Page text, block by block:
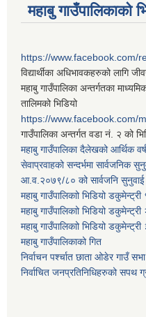
महाबु गाउँपालिकाको
https://www.facebook.com/
विद्यार्थीका अधिभावकहरुको लागि
महाबु गाउँपालिका अन्तर्गतका
तालिमको भिडियो
https://www.facebook.com/
गाउँपालिका अन्तर्गत वडा नं. २ को
महाबु गाउँपालिका दैलेखको आर्थिक
सेवाप्रवाहको सन्दर्भमा सार्वजनिक
आ.व.२०७९/८० को सार्वजनि सुनुवाई
महाबु गाउँपालिकाो भिडियो डकुमेन्ट्री
महाबु गाउँपालिकाो भिडियो डकुमेन्ट्री
महाबु गाउँपालिकाो भिडियो डकुमेन्ट्री
महाबु गाउँपालिकाको गित
निर्वाचन पर्श्चात छाता ओडेर गाउँ
निर्वाचित जनप्रतिनिधिहरुको सपथ